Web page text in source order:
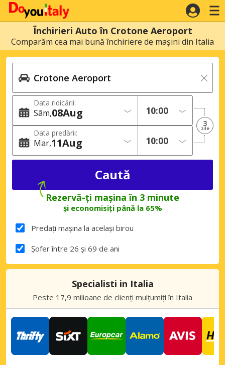
Închirieri Auto în Crotone Aeroport
Comparăm cea mai bună închiriere de mașini din Italia
Data ridicării:
Sâm 08Aug
Data predării:
Mar 11Aug
3
zile
Rezervă-ți mașina în 3 minute
și economisiți până la 65%
Predați mașina la același birou
Șofer între 26 și 69 de ani
Specialisti in Italia
Peste 17,9 milioane de clienți mulțumiți în Italia